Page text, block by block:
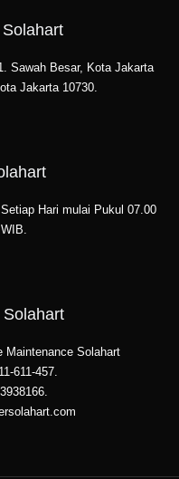
Sawah Besar, Kota Jakarta
Jakarta 10730.
Hari mulai Pukul 07.00
Maintenance Solahart
611-457.